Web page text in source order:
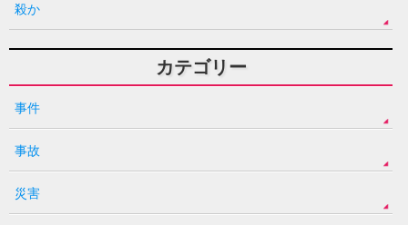
殺か
カテゴリー
事件
事故
災害